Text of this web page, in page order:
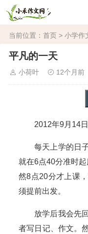
当前位置： 首页 > 小学作
平凡的一天
小荷叶 12个月前
2012年9月14
每天上学的日
就在6点40分准时
然8点20分才上课
须提前出发。
放学后我会先
者写日记、作文。